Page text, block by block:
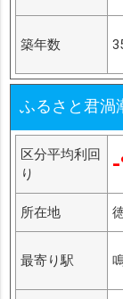
築年数
ふるさと君渦
区分平均利回
り
所在地
最寄り駅